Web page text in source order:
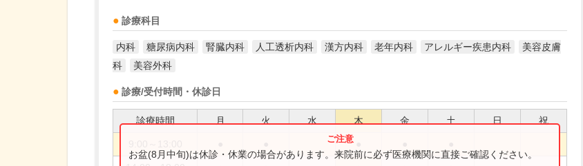
診療科目
内科 糖尿病内科 腎臓内科 人工透析内科 漢方内科 老年内科 アレルギー疾患内科
美容皮膚
科
美容外科
診療/受付時間・休診日
診療時間 月 火 水 木 金 土 日 祝
お盆(8月中旬)は休診・休業の場合があります。来院前に必ず医療機関に直接ご確認ください。